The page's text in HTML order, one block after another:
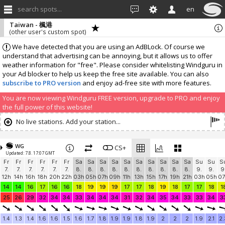
search spots... en
We have detected that you are using an AdBLock. Of course we
understand that advertising can be annoying, but it allows us to offer
weather information for "free". Please consider whitelisting Windguru in
your Ad blocker to help us keep the free site available. You can also
subscribe to PRO version and enjoy ad-free site with more features.
You are now viewing Windguru FREE version, upgrade to PRO and enjoy
the full power of this website!
Taiwan - 楓港
(other user's custom spot)
No live stations. Add your station...
WG
Updated: 7.8. 17:07 GMT
CS+
Fr
7.
12h
Fr
7.
14h
Fr
7.
16h
Fr
7.
18h
Fr
7.
20h
Fr
7.
22h
Sa
8.
03h
Sa
8.
05h
Sa
8.
07h
Sa
8.
09h
Sa
8.
11h
Sa
8.
13h
Sa
8.
15h
Sa
8.
17h
Sa
8.
19h
Sa
8.
21h
Su
9.
03h
Su
9.
05h
14
14 16 17 16 16 18 19 19 19 17 17 18 19 18 17 17 18
25
26 29 32 34 34 33 34 34 34 31 32 34 35 34 33 33 34
1.4 1.3 1.4 1.6 1.6 1.5 1.6 1.7 1.8 1.9 1.9 1.8 1.9 2 2 2 1.9 2.1